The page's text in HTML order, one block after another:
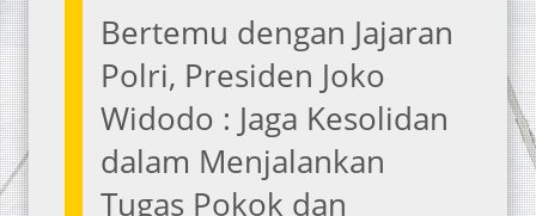
Bertemu dengan Jajaran
Polri, Presiden Joko
Widodo : Jaga Kesolidan
dalam Menjalankan
Tugas Pokok dan